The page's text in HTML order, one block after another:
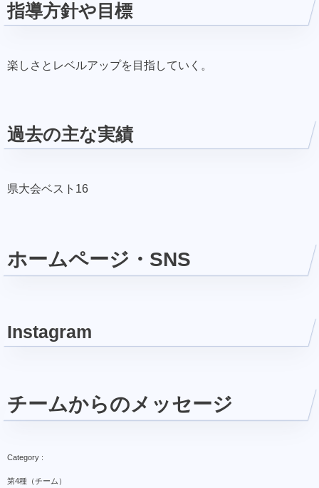
指導方針や目標
楽しさとレベルアップを目指していく。
過去の主な実績
県大会ベスト16
ホームページ・SNS
Instagram
チームからのメッセージ
第4種（チーム）